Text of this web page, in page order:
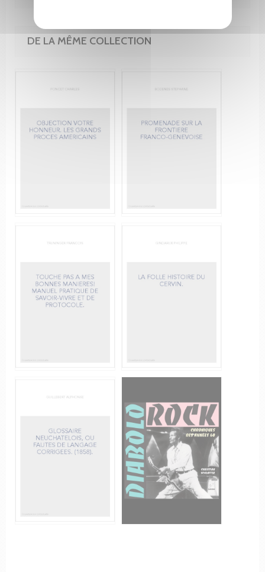
DE LA MÊME COLLECTION